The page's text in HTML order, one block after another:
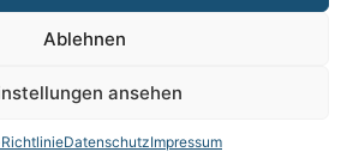
Ablehnen
ansehen
DatenschutzImpressum
für die Rücksendung?